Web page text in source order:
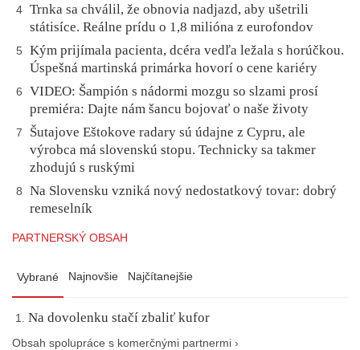
4 Trnka sa chválil, že obnovia nadjazd, aby ušetrili
státisíce. Reálne prídu o 1,8 milióna z eurofondov
5
Kým prijímala pacienta, dcéra vedľa ležala s horúčkou.
Úspešná martinská primárka hovorí o cene kariéry
6
VIDEO: Šampión s nádormi mozgu so slzami prosí
premiéra: Dajte nám šancu bojovať o naše životy
7
Šutajove Eštokove radary sú údajne z Cypru, ale
výrobca má slovenskú stopu. Technicky sa takmer
zhodujú s ruskými
8
Na Slovensku vzniká nový nedostatkový tovar: dobrý
remeselník
PARTNERSKÝ OBSAH
Vybrané Najnovšie Najčítanejšie
Na dovolenku stačí zbaliť kufor
Obsah spolupráce s komerčnými partnermi ›